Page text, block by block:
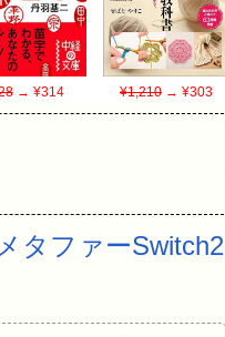
→ ¥314 ¥1,210→ ¥303
タファーSwitch2